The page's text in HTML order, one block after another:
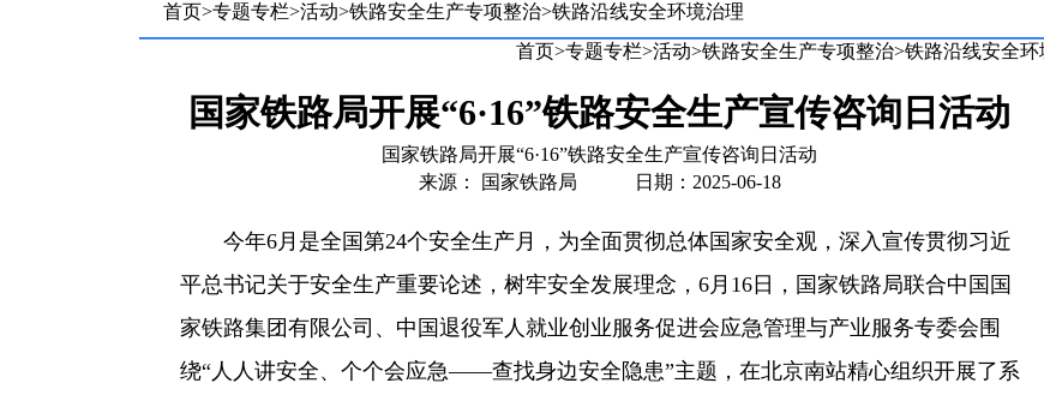
首页>专题专栏>活动>铁路安全生产专项整治>铁路沿线安全环境治理
首页>专题专栏>活动>铁路安全生产专项整治>铁路沿线安全环
国家铁路局开展“6·16”铁路安全生产宣传咨询日活动
国家铁路局开展“6·16”铁路安全生产宣传咨询日活动
来源： 国家铁路局 日期：2025-06-18
今年6月是全国第24个安全生产月，为全面贯彻总体国家安全观，深入宣传贯彻习近
平总书记关于安全生产重要论述，树牢安全发展理念，6月16日，国家铁路局联合中国国
家铁路集团有限公司、中国退役军人就业创业服务促进会应急管理与产业服务专委会围
绕“人人讲安全、个个会应急——查找身边安全隐患”主题，在北京南站精心组织开展了系